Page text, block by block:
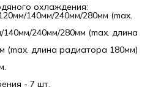
охлаждения:
140мм/240мм/280мм (max.
240мм/280мм (max. длина
(max. длина радиатора 180мм)
- 7 шт.